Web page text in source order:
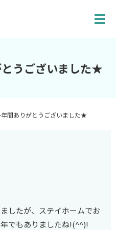
メ
うございました★
間ありがとうございました★
したが、ステイホームでお
でもありましたね!(^^)!